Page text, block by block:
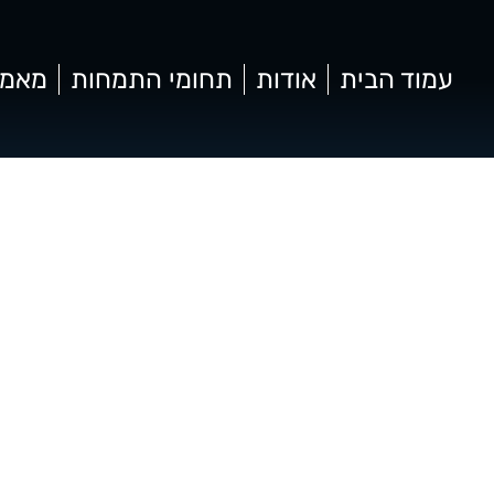
עמוד הבית אודות תחומי התמחות